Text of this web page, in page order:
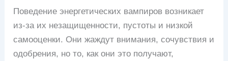
Поведение энергетических вампиров возникает
из-за их незащищенности, пустоты и низкой
самооценки. Они жаждут внимания, сочувствия и
одобрения, но то, как они это получают,